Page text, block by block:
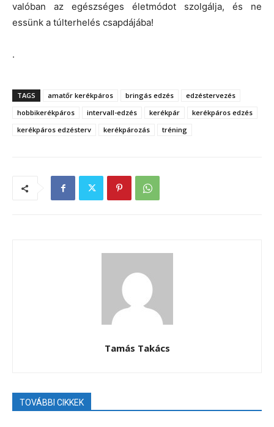
valóban az egészséges életmódot szolgálja, és ne
essünk a túlterhelés csapdájába!
.
TAGS amatőr kerékpáros bringás edzés
edzéstervezés
hobbikerékpáros
intervall-edzés kerékpár
kerékpáros edzés
kerékpáros edzésterv
kerékpározás tréning
Tamás Takács
TOVÁBBI CIKKEK